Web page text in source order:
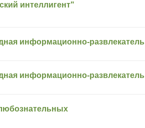
интеллигент"
информационно-
информационно-